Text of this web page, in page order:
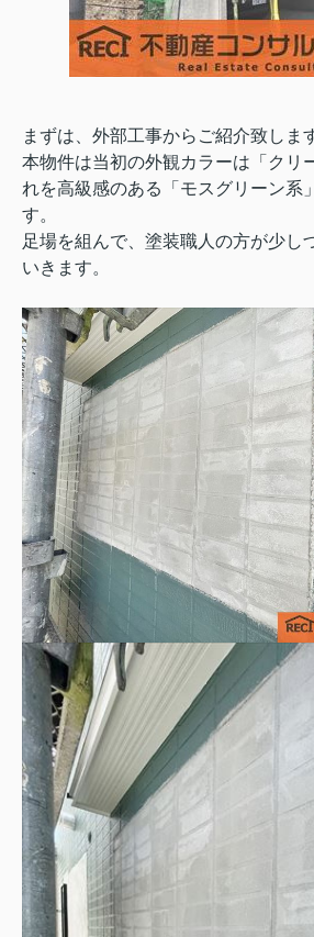
まずは、外部工事からご紹介致しま
本物件は当初の外観カラーは「クリ
れを高級感のある「モスグリーン系
す。
足場を組んで、塗装職人の方が少し
いきます。